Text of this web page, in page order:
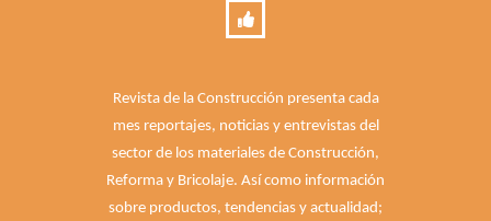
Revista de la Construcción presenta cada
mes reportajes, noticias y entrevistas del
sector de los materiales de Construcción,
Reforma y Bricolaje. Así como información
sobre productos, tendencias y actualidad;